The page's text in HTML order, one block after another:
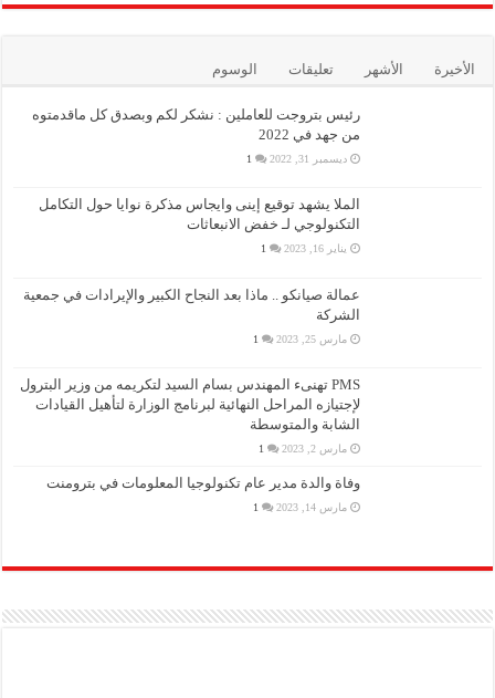
الأخيرة الأشهر تعليقات الوسوم
رئيس بتروجت للعاملين : نشكر لكم وبصدق كل ماقدمتوه
من جهد في 2022
ديسمبر 31, 2022 1
الملا يشهد توقيع إينى وايجاس مذكرة نوايا حول التكامل
التكنولوجي لـ خفض الانبعاثات
يناير 16, 2023 1
عمالة صيانكو .. ماذا بعد النجاح الكبير والإيرادات في جمعية
الشركة
مارس 25, 2023 1
PMS تهنىء المهندس بسام السيد لتكريمه من وزير البترول
لإجتيازه المراحل النهائية لبرنامج الوزارة لتأهيل القيادات
الشابة والمتوسطة
مارس 2, 2023 1
وفاة والدة مدير عام تكنولوجيا المعلومات في بترومنت
مارس 14, 2023 1